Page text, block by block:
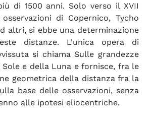
di 1500 anni. Solo verso il XVII
di Copernico, Tycho
altri, si ebbe una determinazione
distanze. L'unica opera di
si chiama Sulle grandezze
e della Luna e fornisce, fra le
geometrica della distanza fra la
base delle osservazioni, senza
alle ipotesi eliocentriche.